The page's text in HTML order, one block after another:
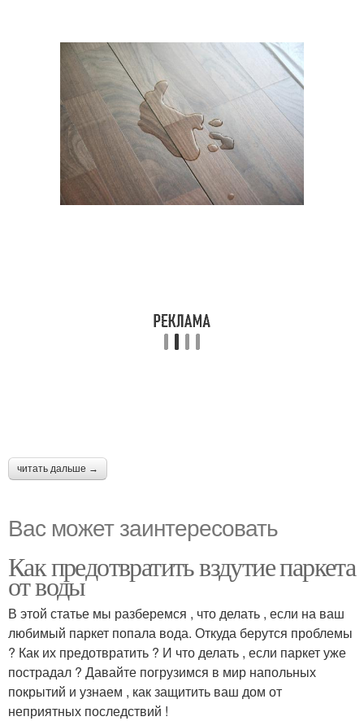
читать дальше →
Вас может заинтересовать
Как предотвратить вздутие паркета
от воды
В этой статье мы разберемся , что делать , если на ваш
любимый паркет попала вода. Откуда берутся проблемы
? Как их предотвратить ? И что делать , если паркет уже
пострадал ? Давайте погрузимся в мир напольных
покрытий и узнаем , как защитить ваш дом от
неприятных последствий !